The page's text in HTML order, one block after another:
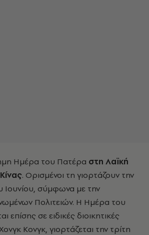
Ημέρα του Πατέρα στη Λαϊκή
. Ορισμένοι τη γιορτάζουν την
Ιουνίου, σύμφωνα με την
Πολιτειών. Η Ημέρα του
επίσης σε ειδικές διοικητικές
Κονγκ, γιορτάζεται την τρίτη